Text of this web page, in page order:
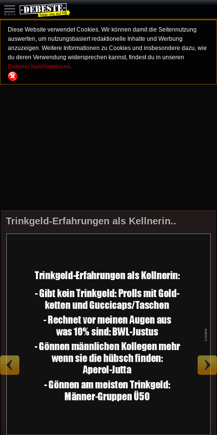
Diese Website verwendet Cookies. Wir können damit die Seitennutzung
auswerten, um nutzungsbasiert redaktionelle Inhalte und Werbung
anzuzeigen. Weitere Informationen zu Cookies und insbesondere dazu, wie
du deren Verwendung widersprechen kannst, findest du in unseren
Datenschutzhinweisen.
Trinkgeld-Erfahrungen als Kellnerin..